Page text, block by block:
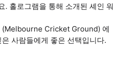
. 홀로그램을 통해 소개된 셰인 워
(Melbourne Cricket Ground) 에
사람들에게 좋은 선택입니다.